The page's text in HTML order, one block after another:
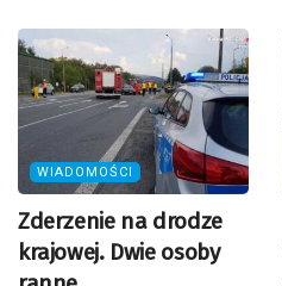
WIADOMOŚCI
Zderzenie na drodze
krajowej. Dwie osoby